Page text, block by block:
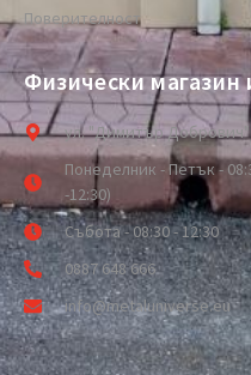
Поверителност
Физически магазин
ул. "Димитър Добрович"
Понеделник - Петък -
-12:30)
Събота - 08:30 - 12:30
0887 648 666
info@metaluniverse.eu